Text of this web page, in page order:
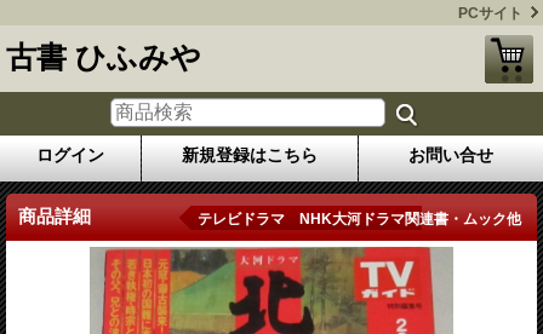
PCサイト
古書 ひふみや
ログイン 新規登録はこちら お問い合せ
商品詳細 テレビドラマ NHK大河ドラマ関連書・ムック他